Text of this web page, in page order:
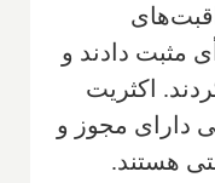
مراقبت‌های
مثبت دادند و
کردند. اکثریت
دارای مجوز و
هستند.